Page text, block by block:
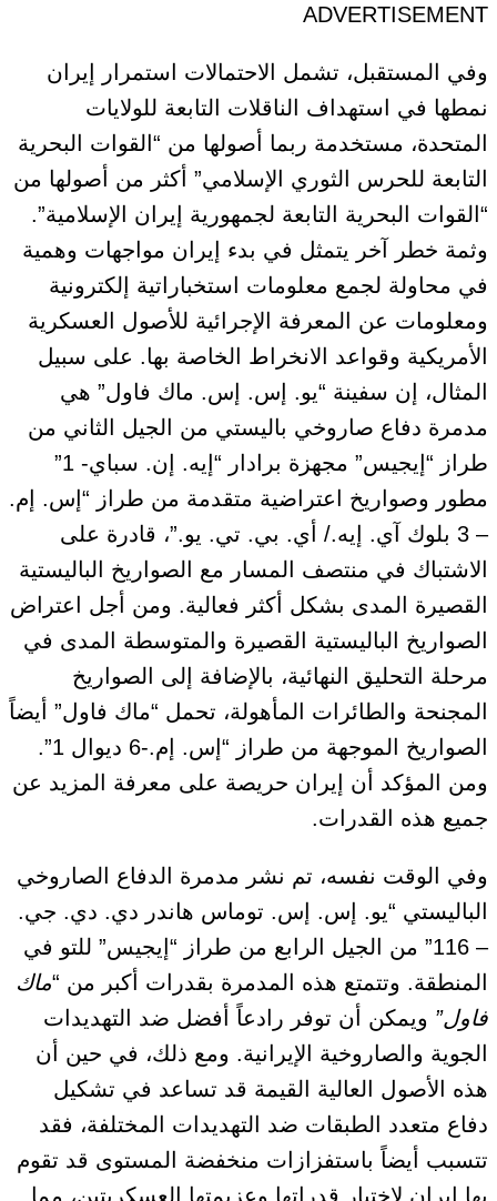
ADVERTISEMENT
وفي المستقبل، تشمل الاحتمالات استمرار إيران
نمطها في استهداف الناقلات التابعة للولايات
المتحدة، مستخدمة ربما أصولها من “القوات البحرية
التابعة للحرس الثوري الإسلامي” أكثر من أصولها من
“القوات البحرية التابعة لجمهورية إيران الإسلامية”.
وثمة خطر آخر يتمثل في بدء إيران مواجهات وهمية
في محاولة لجمع معلومات استخباراتية إلكترونية
ومعلومات عن المعرفة الإجرائية للأصول العسكرية
الأمريكية وقواعد الانخراط الخاصة بها. على سبيل
المثال، إن سفينة “يو. إس. إس. ماك فاول” هي
مدمرة دفاع صاروخي باليستي من الجيل الثاني من
طراز “إيجيس” مجهزة برادار “إيه. إن. سباي- 1”
مطور وصواريخ اعتراضية متقدمة من طراز “إس. إم.
– 3 بلوك آي. إيه./ أي. بي. تي. يو.”، قادرة على
الاشتباك في منتصف المسار مع الصواريخ الباليستية
القصيرة المدى بشكل أكثر فعالية. ومن أجل اعتراض
الصواريخ الباليستية القصيرة والمتوسطة المدى في
مرحلة التحليق النهائية، بالإضافة إلى الصواريخ
المجنحة والطائرات المأهولة، تحمل “ماك فاول” أيضاً
الصواريخ الموجهة من طراز “إس. إم.-6 ديوال 1”.
ومن المؤكد أن إيران حريصة على معرفة المزيد عن
جميع هذه القدرات.
وفي الوقت نفسه، تم نشر مدمرة الدفاع الصاروخي
الباليستي “يو. إس. إس. توماس هاندر دي. دي. جي.
– 116” من الجيل الرابع من طراز “إيجيس” للتو في
المنطقة. وتتمتع هذه المدمرة بقدرات أكبر من “ماك
فاول” ويمكن أن توفر رادعاً أفضل ضد التهديدات
الجوية والصاروخية الإيرانية. ومع ذلك، في حين أن
هذه الأصول العالية القيمة قد تساعد في تشكيل
دفاع متعدد الطبقات ضد التهديدات المختلفة، فقد
تتسبب أيضاً باستفزازات منخفضة المستوى قد تقوم
بها إيران لاختبار قدراتها وعزيمتها العسكريتين، مما